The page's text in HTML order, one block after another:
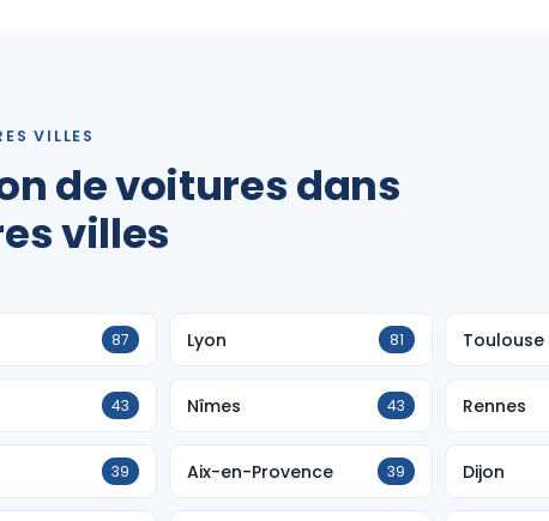
VILLES
de voitures dans
villes
87 Lyon 81 Toulouse
43 Nîmes 43 Rennes
39 Aix-en-Provence 39 Dijon